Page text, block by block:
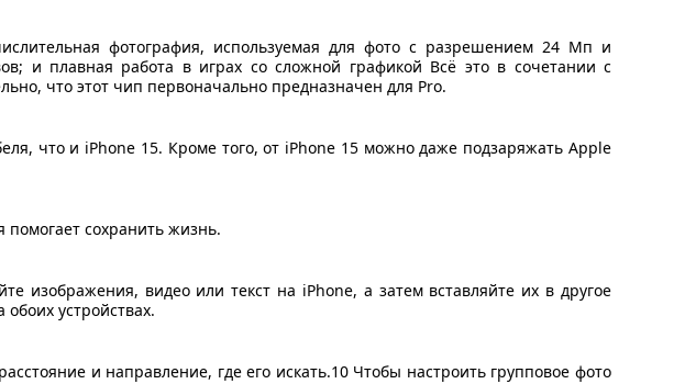
фотография, используемая для фото с разрешением 24 Мп и
и плавная работа в играх со сложной графикой Всё это в сочетании с
что этот чип первоначально предназначен для Pro.
что и iPhone 15. Кроме того, от iPhone 15 можно даже подзаряжать Apple
сохранить жизнь.
изображения, видео или текст на iPhone, а затем вставляйте их в другое
устройствах.
и направление, где его искать.10 Чтобы настроить групповое фото